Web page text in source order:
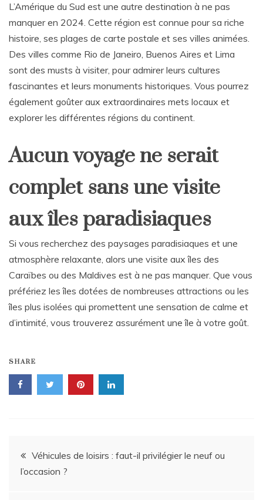
L’Amérique du Sud est une autre destination à ne pas
manquer en 2024. Cette région est connue pour sa riche
histoire, ses plages de carte postale et ses villes animées.
Des villes comme Rio de Janeiro, Buenos Aires et Lima
sont des musts à visiter, pour admirer leurs cultures
fascinantes et leurs monuments historiques. Vous pourrez
également goûter aux extraordinaires mets locaux et
explorer les différentes régions du continent.
Aucun voyage ne serait
complet sans une visite
aux îles paradisiaques
Si vous recherchez des paysages paradisiaques et une
atmosphère relaxante, alors une visite aux îles des
Caraïbes ou des Maldives est à ne pas manquer. Que vous
préfériez les îles dotées de nombreuses attractions ou les
îles plus isolées qui promettent une sensation de calme et
d’intimité, vous trouverez assurément une île à votre goût.
SHARE
Post
navigation
Véhicules de loisirs : faut-il privilégier le neuf ou
l’occasion ?